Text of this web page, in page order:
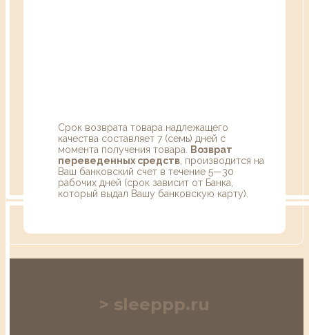
Срок возврата товара надлежащего
качества составляет 7 (семь) дней с
момента получения товара.
Возврат
переведенных средств , производится на
Ваш банковский счет в течение 5—30
рабочих дней (срок зависит от Банка,
который выдал Вашу банковскую карту).
sleeppp.ru